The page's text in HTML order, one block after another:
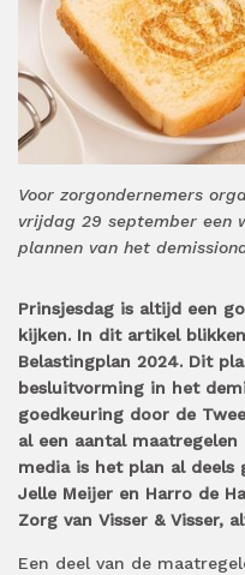
Voor zorgondernemers
vrijdag 29 september een
plannen van het
Prinsjesdag is altijd een
kijken. In dit artikel
Belastingplan 2024. Dit
besluitvorming in het
goedkeuring door de
al een aantal
media is het plan al deels
Jelle Meijer en Harro de
Zorg van Visser & Visser,
Een deel van de